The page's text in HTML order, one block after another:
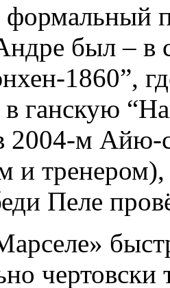
был – в
1860”,
в ганскую
2004-м Айю-
и
Пеле